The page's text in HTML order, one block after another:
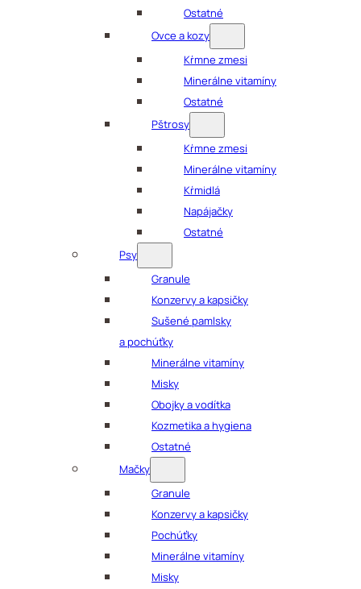
Ostatné
Ovce a kozy
Kŕmne zmesi
Minerálne vitamíny
Ostatné
Pštrosy
Kŕmne zmesi
Minerálne vitamíny
Kŕmidlá
Napájačky
Ostatné
Psy
Granule
Konzervy a kapsičky
Sušené pamlsky
a pochúťky
Minerálne vitamíny
Misky
Obojky a vodítka
Kozmetika a hygiena
Ostatné
Mačky
Granule
Konzervy a kapsičky
Pochúťky
Minerálne vitamíny
Misky